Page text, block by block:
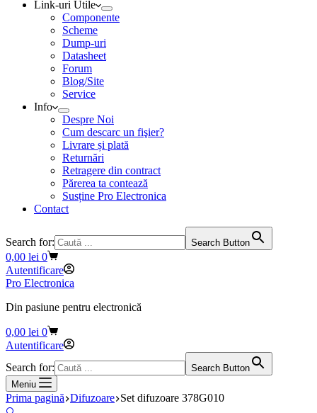
Link-uri Utile
Componente
Scheme
Dump-uri
Datasheet
Forum
Blog/Site
Service
Info
Despre Noi
Cum descarc un fişier?
Livrare și plată
Returnări
Retragere din contract
Părerea ta contează
Susține Pro Electronica
Contact
Search for: Search Button
Coș
de
cumpărături
0,00 lei 0
Autentificare
Pro Electronica
Din pasiune pentru electronică
Coș
de
0,00 lei 0
Autentificare
Search for:
Search Button
Meniu
Prima pagină Difuzoare Set difuzoare 378G010